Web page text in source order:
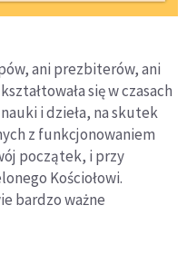
ani prezbiterów, ani
się w czasach
i dzieła, na skutek
z funkcjonowaniem
początek, i przy
Kościołowi.
bardzo ważne